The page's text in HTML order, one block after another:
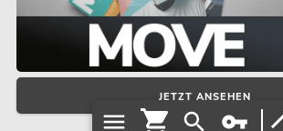
JETZT ANSEHEN